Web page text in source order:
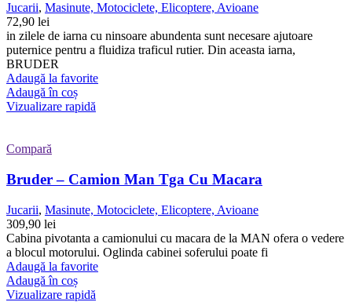
Jucarii, Masinute, Motociclete, Elicoptere, Avioane
72,90 lei
in zilele de iarna cu ninsoare abundenta sunt necesare ajutoare
puternice pentru a fluidiza traficul rutier. Din aceasta iarna,
BRUDER
Adaugă la favorite
Adaugă în coș
Vizualizare rapidă
Compară
Bruder – Camion Man Tga Cu Macara
Jucarii, Masinute, Motociclete, Elicoptere, Avioane
309,90 lei
Cabina pivotanta a camionului cu macara de la MAN ofera o vedere
a blocul motorului. Oglinda cabinei soferului poate fi
Adaugă la favorite
Adaugă în coș
Vizualizare rapidă